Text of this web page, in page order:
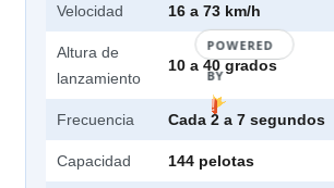
Velocidad 16 a 73 km/h
Altura de
lanzamiento
10 a 40 grados
Frecuencia Cada 2 a 7 segundos
Capacidad 144 pelotas
POWERED
BY